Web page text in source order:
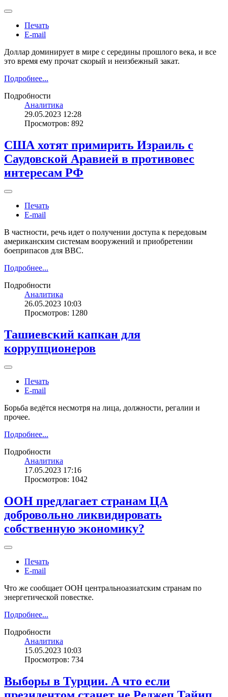
Печать
E-mail
Доллар доминирует в мире с середины прошлого века, и все
это время ему прочат скорый и неизбежный закат.
Подробнее...
Подробности
Аналитика
29.05.2023 12:28
Просмотров: 892
США хотят примирить Израиль с
Саудовской Аравией в противовес
интересам РФ
Печать
E-mail
В частности, речь идет о получении доступа к передовым
американским системам вооружений и приобретении
боеприпасов для ВВС.
Подробнее...
Подробности
Аналитика
26.05.2023 10:03
Просмотров: 1280
Ташиевский капкан для
коррупционеров
Печать
E-mail
Борьба ведётся несмотря на лица, должности, регалии и
прочее.
Подробнее...
Подробности
Аналитика
17.05.2023 17:16
Просмотров: 1042
ООН предлагает странам ЦА
добровольно ликвидировать
собственную экономику?
Печать
E-mail
Что же сообщает ООН центральноазиатским странам по
энергетической повестке.
Подробнее...
Подробности
Аналитика
15.05.2023 10:03
Просмотров: 734
Выборы в Турции. А что если